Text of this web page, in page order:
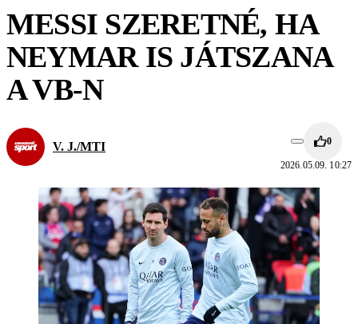
MESSI SZERETNÉ, HA
NEYMAR IS JÁTSZANA
A VB-N
V. J./MTI 0
2026.05.09. 10:27